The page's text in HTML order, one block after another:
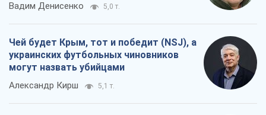
Вадим Денисенко 5,0 т.
Чей будет Крым, тот и победит (NSJ), а
украинских футбольных чиновников
могут назвать убийцами
Александр Кирш 5,1 т.